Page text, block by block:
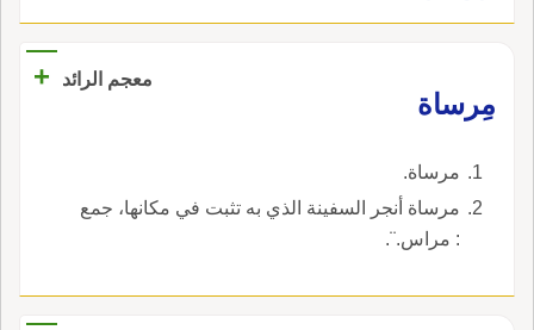
معجم الرائد
+
مِرساة
مرساة.
مرساة أنجر السفينة الذي به تثبت في مكانها، جمع
: مراس.¨.